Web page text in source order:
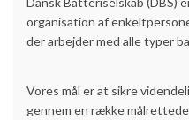
organisation af
der arbejder med alle typer
Vores mål er at sikre
gennem en række